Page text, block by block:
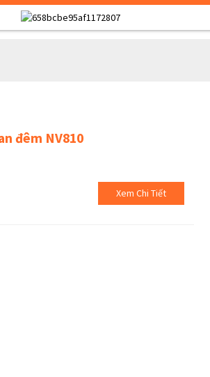
đêm NV810
Xem Chi Tiết